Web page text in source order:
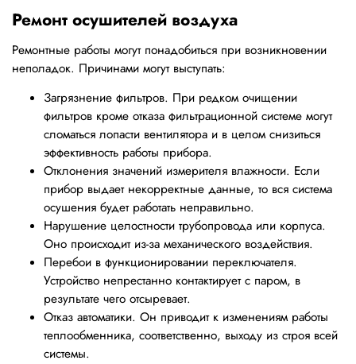
Ремонт осушителей воздуха
Ремонтные работы могут понадобиться при возникновении
неполадок. Причинами могут выступать:
Загрязнение фильтров. При редком очищении
фильтров кроме отказа фильтрационной системе могут
сломаться лопасти вентилятора и в целом снизиться
эффективность работы прибора.
Отклонения значений измерителя влажности. Если
прибор выдает некорректные данные, то вся система
осушения будет работать неправильно.
Нарушение целостности трубопровода или корпуса.
Оно происходит из-за механического воздействия.
Перебои в функционировании переключателя.
Устройство непрестанно контактирует с паром, в
результате чего отсыревает.
Отказ автоматики. Он приводит к изменениям работы
теплообменника, соответственно, выходу из строя всей
системы.